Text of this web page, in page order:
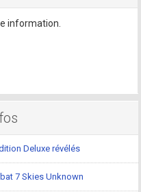
information.
Deluxe révélés
7 Skies Unknown